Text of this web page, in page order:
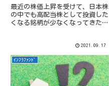
最近の株価上昇を受けて、日本株
の中でも高配当株として投資した
くなる銘柄が少なくなってきた感
2021.09.17
ｲﾝﾌﾗﾌｧﾝﾄﾞ